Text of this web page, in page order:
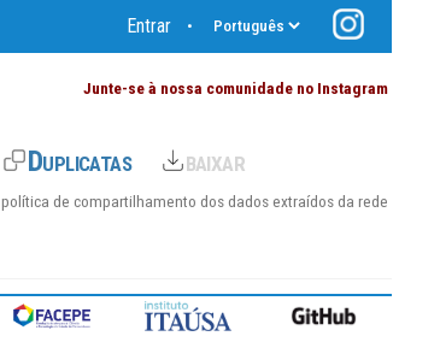
Entrar •
Junte-se à nossa comunidade no Instagram
política de compartilhamento dos dados extraídos da rede